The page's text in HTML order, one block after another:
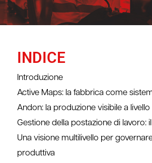
INDICE
Introduzione
Active Maps: la fabbrica come
Andon: la produzione visibile a
Gestione della postazione di lavoro:
Una visione multilivello per
produttiva